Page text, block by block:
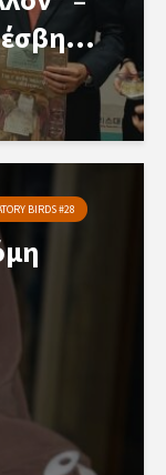
BIRDS #28